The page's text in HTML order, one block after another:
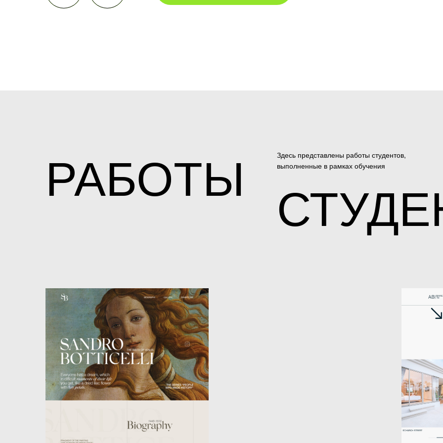
РАБОТЫ
Здесь представлены работы студентов,
выполненные в рамках обучения